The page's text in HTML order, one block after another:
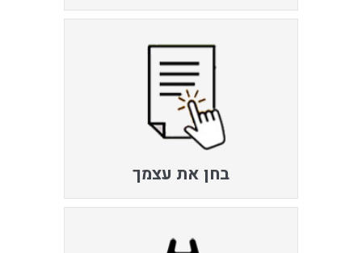
בחן את עצמך